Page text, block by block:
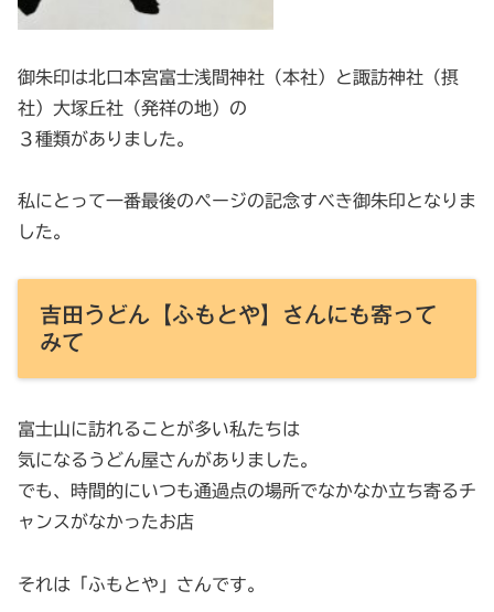
御朱印は北口本宮富士浅間神社（本社）と諏訪神社（摂
社）大塚丘社（発祥の地）の
３種類がありました。
私にとって一番最後のページの記念すべき御朱印となりま
した。
吉田うどん【ふもとや】さんにも寄って
みて
富士山に訪れることが多い私たちは
気になるうどん屋さんがありました。
でも、時間的にいつも通過点の場所でなかなか立ち寄るチ
ャンスがなかったお店
それは「ふもとや」さんです。